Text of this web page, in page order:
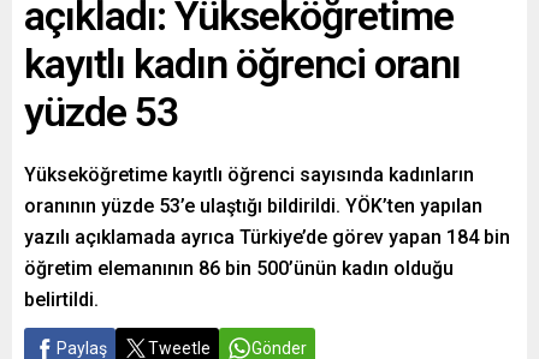
açıkladı: Yükseköğretime
kayıtlı kadın öğrenci oranı
yüzde 53
Yükseköğretime kayıtlı öğrenci sayısında kadınların
oranının yüzde 53’e ulaştığı bildirildi. YÖK’ten yapılan
yazılı açıklamada ayrıca Türkiye’de görev yapan 184 bin
öğretim elemanının 86 bin 500’ünün kadın olduğu
belirtildi.
Paylaş Tweetle Gönder